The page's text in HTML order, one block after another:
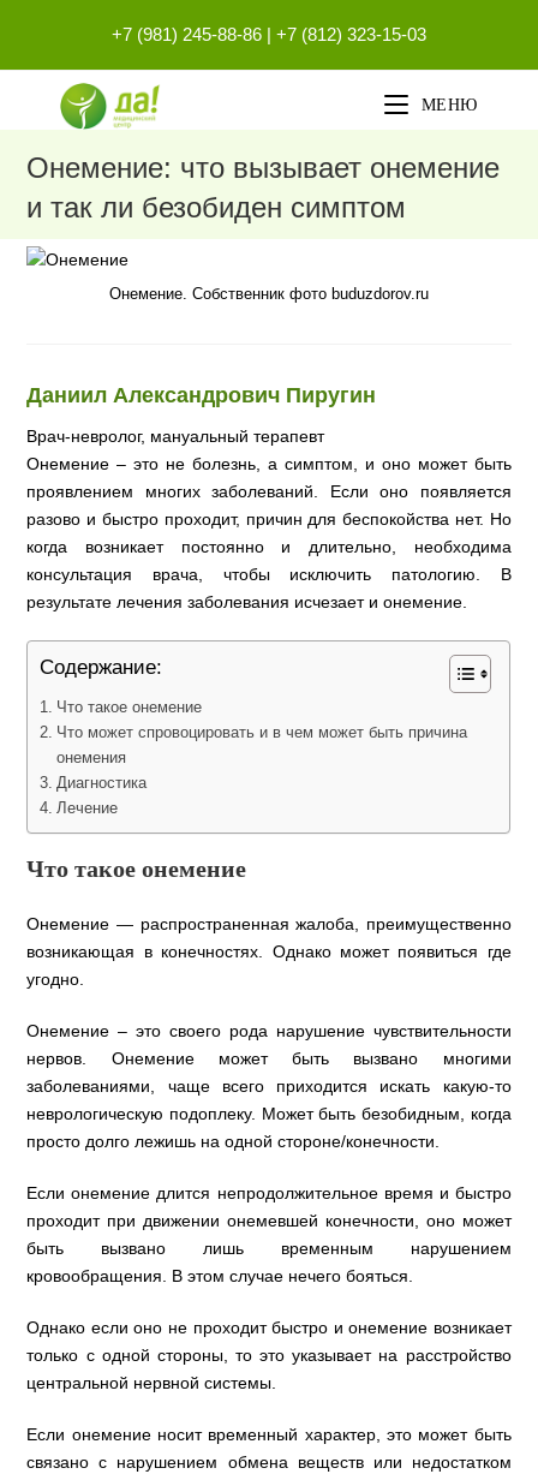
содержимому
+7 (981) 245-88-86 | +7 (812) 323-15-03
МЕНЮ
Онемение: что вызывает онемение
и так ли безобиден симптом
Онемение. Собственник фото buduzdorov.ru
Даниил Александрович Пиругин
Врач-невролог, мануальный терапевт
Онемение – это не болезнь, а симптом, и оно может быть
проявлением многих заболеваний. Если оно появляется
разово и быстро проходит, причин для беспокойства нет. Но
когда возникает постоянно и длительно, необходима
консультация врача, чтобы исключить патологию. В
результате лечения заболевания исчезает и онемение.
Содержание:
Что такое онемение
Что может спровоцировать и в чем может быть причина
онемения
Диагностика
Лечение
Что такое онемение
Онемение — распространенная жалоба, преимущественно
возникающая в конечностях. Однако может появиться где
угодно.
Онемение – это своего рода нарушение чувствительности
нервов. Онемение может быть вызвано многими
заболеваниями, чаще всего приходится искать какую-то
неврологическую подоплеку. Может быть безобидным, когда
просто долго лежишь на одной стороне/конечности.
Если онемение длится непродолжительное время и быстро
проходит при движении онемевшей конечности, оно может
быть вызвано лишь временным нарушением
кровообращения. В этом случае нечего бояться.
Однако если оно не проходит быстро и онемение возникает
только с одной стороны, то это указывает на расстройство
центральной нервной системы.
Если онемение носит временный характер, это может быть
связано с нарушением обмена веществ или недостатком